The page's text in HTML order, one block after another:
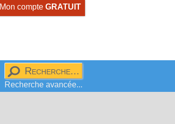
Mon compte GRATUIT
Recherche avancée...